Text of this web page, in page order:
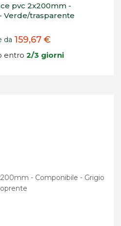
pvc 2x200mm -
Verde/trasparente
da 159,67 €
entro 2/3 giorni